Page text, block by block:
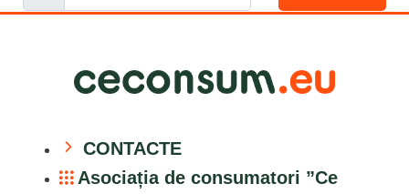
CONTACTE
Asociația de consumatori ”Ce